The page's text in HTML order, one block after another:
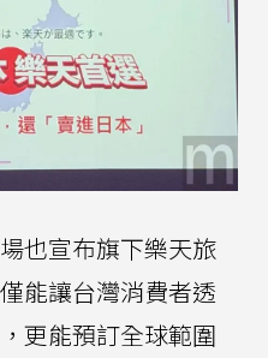
也宣布旗下樂天旅
能讓台灣消費者透
更能預訂全球範圍